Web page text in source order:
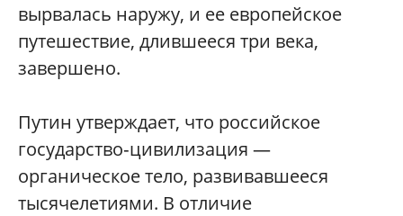
вырвалась наружу, и ее европейское
путешествие, длившееся три века,
завершено.
Путин утверждает, что российское
государство‑цивилизация —
органическое тело, развивавшееся
тысячелетиями. В отличие